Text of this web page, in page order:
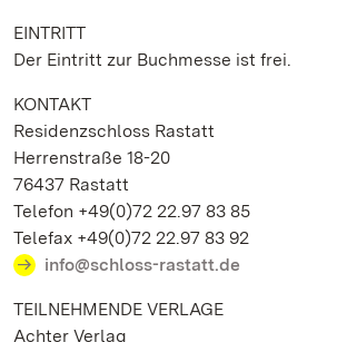
EINTRITT
Der Eintritt zur Buchmesse ist frei.
KONTAKT
Residenzschloss Rastatt
Herrenstraße 18-20
76437 Rastatt
Telefon +49(0)72 22.97 83 85
Telefax +49(0)72 22.97 83 92
info@schloss-rastatt.de
TEILNEHMENDE VERLAGE
Achter Verlag